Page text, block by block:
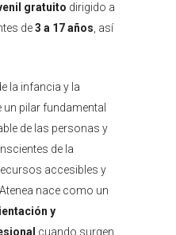
gratuito dirigido a
de3 a 17 años , así
la infancia y la
pilar fundamental
de las personas y
de la
accesibles y
nace como un
y
cuando surgen